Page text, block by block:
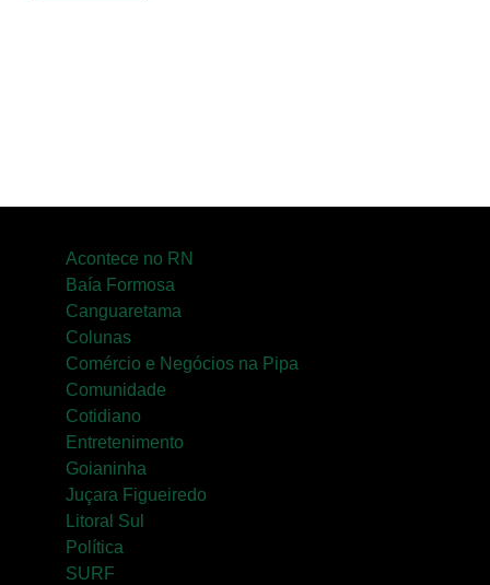
Acontece no RN
Baía Formosa
Canguaretama
Colunas
Comércio e Negócios na Pipa
Comunidade
Cotidiano
Entretenimento
Goianinha
Juçara Figueiredo
Litoral Sul
Política
SURF